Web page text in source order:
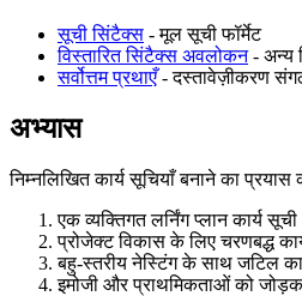
सूची सिंटैक्स - मूल सूची फॉर्मेट
विस्तारित सिंटैक्स अवलोकन- अन्य
सर्वोत्तम प्रथाएँ- दस्तावेज़ीकरण
अभ्यास
निम्नलिखित कार्य सूचियाँ बनाने का प्रयास
एक व्यक्तिगत लर्निंग प्लान कार्य सूची
प्रोजेक्ट विकास के लिए चरणबद्ध
बहु-स्तरीय नेस्टिंग के साथ जटिल
इमोजी और प्राथमिकताओं को